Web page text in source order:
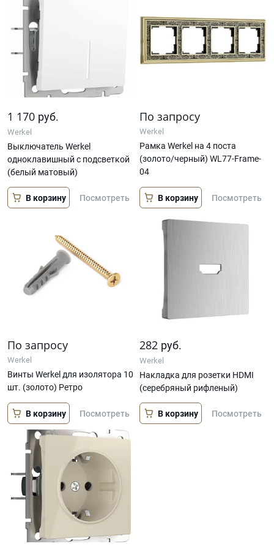
1 170 руб.
Werkel
Выключатель Werkel
одноклавишный с подсветкой
(белый матовый)
В корзину Посмотреть
По запросу
Werkel
Рамка Werkel на 4 поста
(золото/черный) WL77-Frame-
04
В корзину Посмотреть
По запросу
Werkel
Винты Werkel для изолятора 10
шт. (золото) Ретро
В корзину Посмотреть
282 руб.
Werkel
Накладка для розетки HDMI
(серебряный рифленый)
В корзину Посмотреть